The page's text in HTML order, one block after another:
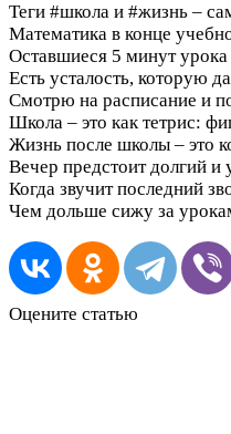
Теги #школа и #жизнь –
Математика в конце
Оставшиеся 5 минут
Есть усталость, которую
Смотрю на расписание и
Школа – это как тетрис:
Жизнь после школы – это
Вечер предстоит долгий
Когда звучит последний
Чем дольше сижу за
Оцените статью